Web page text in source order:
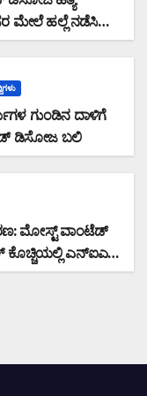
ಮೇಲೆ ಹಲ್ಲೆ ನಡೆಸಿ
ಫೈರಿಂಗ್
ಗುಂಡಿನ ದಾಳಿಗೆ
ಡಿಸೋಜ ಬಲಿ
ಮೋಸ್ಟ್ ವಾಂಟೆಡ್
ಎನ್‌ಐಎ